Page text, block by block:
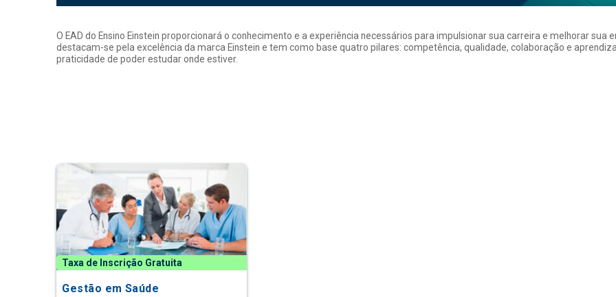
O EAD do Ensino Einstein proporcionará o conhecimento e a experiência necessários para impulsionar sua carreira e melhorar
destacam-se pela excelência da marca Einstein e tem como base quatro pilares: competência, qualidade, colaboração e
praticidade de poder estudar onde estiver.
Taxa de Inscrição Gratuita
Gestão em Saúde